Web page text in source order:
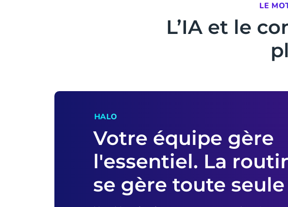
LE
L’IA et le
HALO
Votre équipe gère
l'essentiel. La
se gère toute seule